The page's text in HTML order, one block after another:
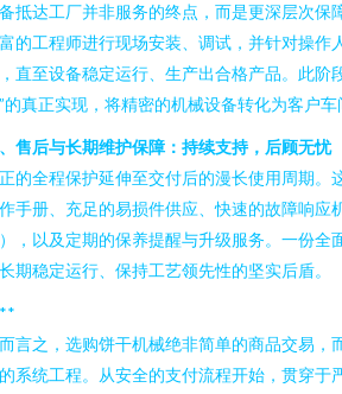
抵达工厂并非服务的终点，而是更深层次保
的工程师进行现场安装、调试，并针对操作
直至设备稳定运行、生产出合格产品。此阶
的真正实现，将精密的机械设备转化为客户车
售后与长期维护保障：持续支持，后顾无忧
的全程保护延伸至交付后的漫长使用周期。
手册、充足的易损件供应、快速的故障响应
，以及定期的保养提醒与升级服务。一份全
期稳定运行、保持工艺领先性的坚实后盾。
言之，选购饼干机械绝非简单的商品交易，
系统工程。从安全的支付流程开始，贯穿于